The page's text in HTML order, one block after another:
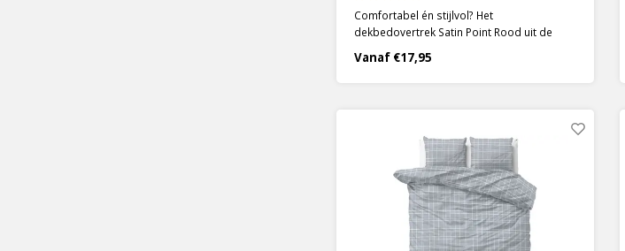
Comfortabel én stijlvol? Het
dekbedovertrek Satin Point Rood uit de
have voor je beddengoed collectie! Van
verder weg lijkt het dekbedovertrek effen,
Vanaf €17,95